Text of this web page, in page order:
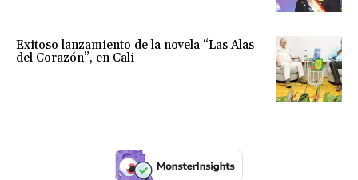
Exitoso lanzamiento de la novela “Las Alas
del Corazón”, en Cali